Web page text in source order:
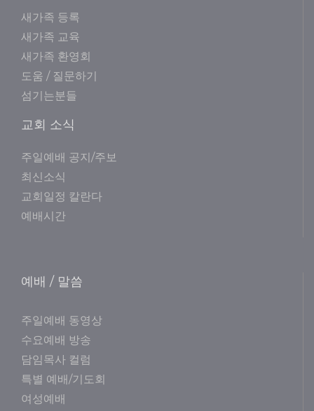
새가족 등록
새가족 교육
새가족 환영회
도움 / 질문하기
섬기는분들
교회 소식
주일예배 공지/주보
최신소식
교회일정 칼란다
예배시간
예배 / 말씀
주일예배 동영상
수요예배 방송
담임목사 컬럼
특별 예배/기도회
여성예배